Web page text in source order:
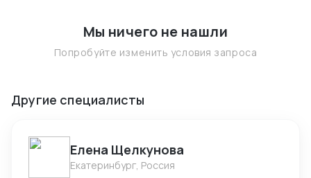
Мы ничего не нашли
Попробуйте изменить условия запроса
Другие специалисты
Елена Щелкунова
Екатеринбург, Россия